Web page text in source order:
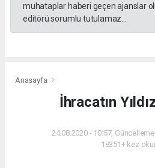
muhataplar haberi geçen ajanslar
editörü sorumlu tutulamaz...
Anasayfa
İhracatın
24.08.2020 - 10:57,
18351+ kez